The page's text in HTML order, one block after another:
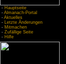
- Hauptseite
- Almanach-Portal
- Aktuelles
- Letzte Änderungen
- Mitmachen
- Zufällige Seite
- Hilfe